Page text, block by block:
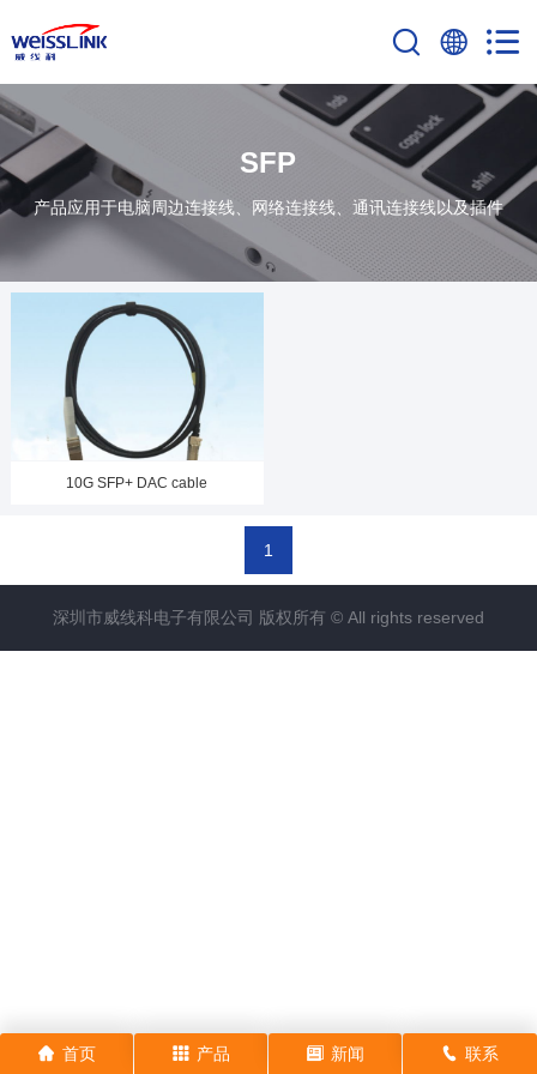
SFP
产品应用于电脑周边连接线、网络连接线、通讯连接线以及插件
10G SFP+ DAC cable
1
深圳市威线科电子有限公司 版权所有 © All rights reserved
首页 产品 新闻 联系